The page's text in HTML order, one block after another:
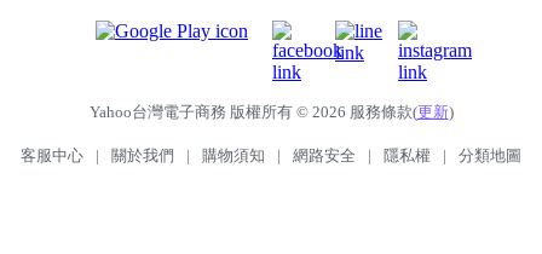
Yahoo台灣電子商務 版權所有 © 2026 服務條款(更新)
客服中心 | 關於我們 | 購物須知 | 網路安全 | 隱私權 | 分類地圖